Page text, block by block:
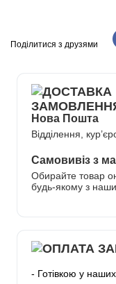
Поділитися з друзями
Нова Пошта
Відділення,
Самовивіз з
Обирайте товар
будь-якому з
- Готівкою у